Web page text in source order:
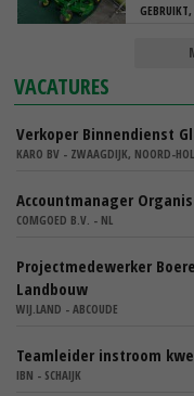
GEBRUIKT,
VACATURES
Verkoper Binnendienst
KARO BV - ZWAAGDIJK, NOORD-
Accountmanager
COMGOED B.V. - NL
Projectmedewerker
Landbouw
WIJ.LAND - ABCOUDE
Teamleider instroom
IBN - SCHAIJK